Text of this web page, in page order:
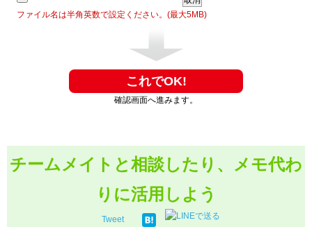
ファイル名は半角英数で設定ください。(最大5MB)
確認画面へ進みます。
チームメイトと相談したり、メモ代わ
りに活用しよう
Tweet